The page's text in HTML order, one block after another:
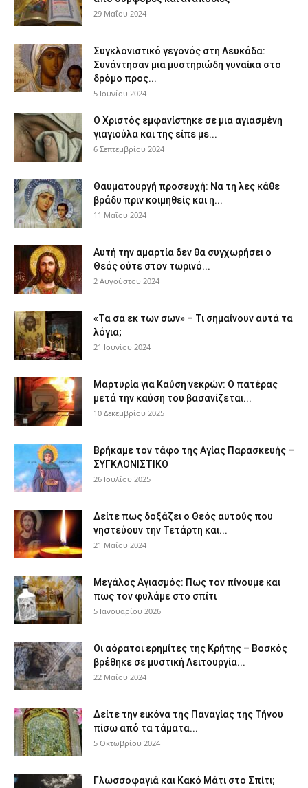
29 Μαΐου 2024
Συγκλονιστικό γεγονός στη Λευκάδα:
Συνάντησαν μια μυστηριώδη γυναίκα στο
δρόμο προς...
5 Ιουνίου 2024
Ο Χριστός εμφανίστηκε σε μια αγιασμένη
γιαγιούλα και της είπε με...
6 Σεπτεμβρίου 2024
Θαυματουργή προσευχή: Να τη λες κάθε
βράδυ πριν κοιμηθείς και η...
11 Μαΐου 2024
Αυτή την αμαρτία δεν θα συγχωρήσει ο
Θεός ούτε στον τωρινό...
2 Αυγούστου 2024
«Τα σα εκ των σων» – Τι σημαίνουν αυτά τα
λόγια;
21 Ιουνίου 2024
Μαρτυρία για Καύση νεκρών: Ο πατέρας
μετά την καύση του βασανίζεται...
10 Δεκεμβρίου 2025
Βρήκαμε τον τάφο της Αγίας Παρασκευής –
ΣΥΓΚΛΟΝΙΣΤΙΚΟ
26 Ιουλίου 2025
Δείτε πως δοξάζει ο Θεός αυτούς που
νηστεύουν την Τετάρτη και...
21 Μαΐου 2024
Μεγάλος Αγιασμός: Πως τον πίνουμε και
πως τον φυλάμε στο σπίτι
5 Ιανουαρίου 2026
Οι αόρατοι ερημίτες της Κρήτης – Βοσκός
βρέθηκε σε μυστική Λειτουργία...
22 Μαΐου 2024
Δείτε την εικόνα της Παναγίας της Τήνου
πίσω από τα τάματα...
5 Οκτωβρίου 2024
Γλωσσοφαγιά και Κακό Μάτι στο Σπίτι;